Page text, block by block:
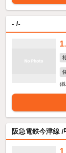
- /-
(
阪急電鉄今津線